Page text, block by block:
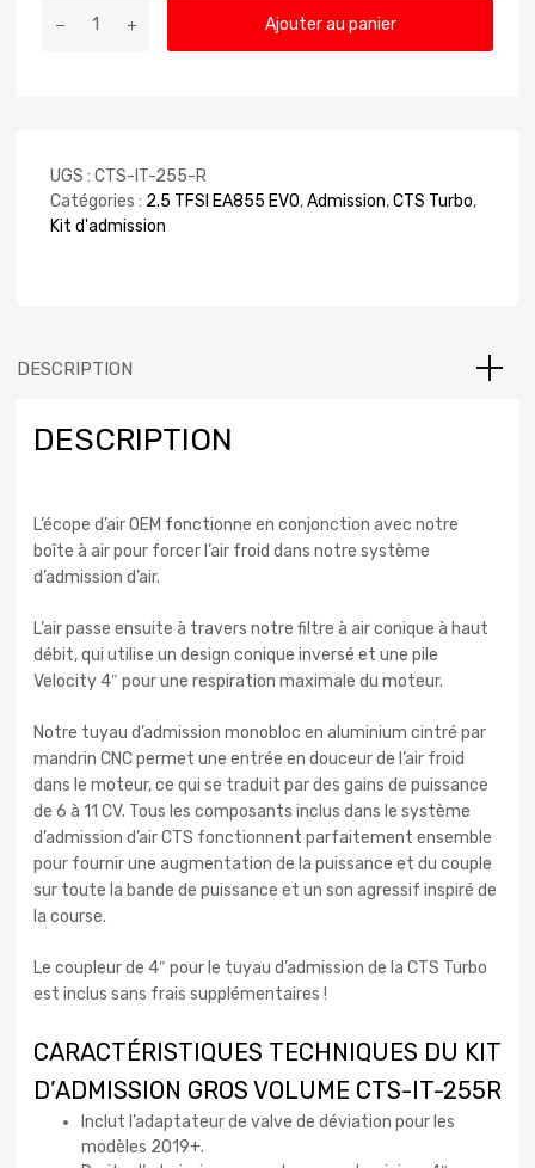
Ajouter au panier
UGS : CTS-IT-255-R
Catégories : 2.5 TFSI EA855 EVO,Admission,CTS Turbo,
Kit d'admission
DESCRIPTION
DESCRIPTION
L’écope d’air OEM fonctionne en conjonction avec notre
boîte à air pour forcer l’air froid dans notre système
d’admission d’air.
L’air passe ensuite à travers notre filtre à air conique à haut
débit, qui utilise un design conique inversé et une pile
Velocity 4″ pour une respiration maximale du moteur.
Notre tuyau d’admission monobloc en aluminium cintré par
mandrin CNC permet une entrée en douceur de l’air froid
dans le moteur, ce qui se traduit par des gains de puissance
de 6 à 11 CV. Tous les composants inclus dans le système
d’admission d’air CTS fonctionnent parfaitement ensemble
pour fournir une augmentation de la puissance et du couple
sur toute la bande de puissance et un son agressif inspiré de
la course.
Le coupleur de 4″ pour le tuyau d’admission de la CTS Turbo
est inclus sans frais supplémentaires !
CARACTÉRISTIQUES TECHNIQUES DU KIT
D’ADMISSION GROS VOLUME CTS-IT-255R
Inclut l’adaptateur de valve de déviation pour les
modèles 2019+.